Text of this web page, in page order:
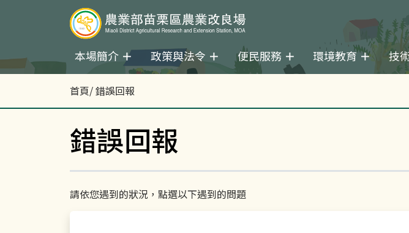
本場簡介 政策與法令 便民服務 環境教育 技
首頁/ 錯誤回報
錯誤回報
請依您遇到的狀況，點選以下遇到的問題